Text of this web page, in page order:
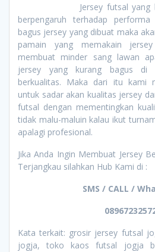
Jersey futsal yang
berpengaruh terhadap
bagus jersey yang dibuat maka
pamain yang memakain
membuat minder sang lawan
jersey yang kurang bagus di
berkualitas. Maka dari itu kami
untuk sadar akan kualitas jersey
futsal dengan mementingkan
tidak malu-maluin kalau ikut
apalagi profesional.
Jika Anda Ingin Membuat Jersey
Terjangkau silahkan Hub Kami di :
SMS / CALL /
Kata terkait: grosir jersey futsal
jogja, toko kaos futsal jogja